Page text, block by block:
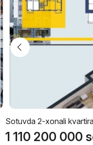
Sotuvda 2-xonali
1 110 200 000